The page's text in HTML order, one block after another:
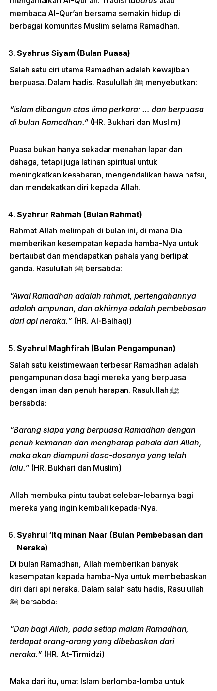
membaca Al-Qur’an bersama semakin hidup di
berbagai komunitas Muslim selama Ramadhan.
Syahrus Siyam (Bulan Puasa)
Salah satu ciri utama Ramadhan adalah kewajiban
berpuasa. Dalam hadis, Rasulullah ﷺ menyebutkan:
“Islam dibangun atas lima perkara: … dan berpuasa
di bulan Ramadhan.” (HR. Bukhari dan Muslim)
Puasa bukan hanya sekadar menahan lapar dan
dahaga, tetapi juga latihan spiritual untuk
meningkatkan kesabaran, mengendalikan hawa nafsu,
dan mendekatkan diri kepada Allah.
Syahrur Rahmah (Bulan Rahmat)
Rahmat Allah melimpah di bulan ini, di mana Dia
memberikan kesempatan kepada hamba-Nya untuk
bertaubat dan mendapatkan pahala yang berlipat
ganda. Rasulullah ﷺ bersabda:
“Awal Ramadhan adalah rahmat, pertengahannya
adalah ampunan, dan akhirnya adalah pembebasan
dari api neraka.” (HR. Al-Baihaqi)
Syahrul Maghfirah (Bulan Pengampunan)
Salah satu keistimewaan terbesar Ramadhan adalah
pengampunan dosa bagi mereka yang berpuasa
dengan iman dan penuh harapan. Rasulullah ﷺ
bersabda:
“Barang siapa yang berpuasa Ramadhan dengan
penuh keimanan dan mengharap pahala dari Allah,
maka akan diampuni dosa-dosanya yang telah
lalu.” (HR. Bukhari dan Muslim)
Allah membuka pintu taubat selebar-lebarnya bagi
mereka yang ingin kembali kepada-Nya.
Syahrul ‘Itq minan Naar (Bulan Pembebasan dari
Neraka)
Di bulan Ramadhan, Allah memberikan banyak
kesempatan kepada hamba-Nya untuk membebaskan
diri dari api neraka. Dalam salah satu hadis, Rasulullah
ﷺ bersabda:
“Dan bagi Allah, pada setiap malam Ramadhan,
terdapat orang-orang yang dibebaskan dari
neraka.” (HR. At-Tirmidzi)
Maka dari itu, umat Islam berlomba-lomba untuk